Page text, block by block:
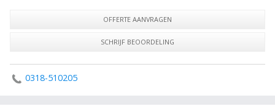
OFFERTE AANVRAGEN
SCHRIJF BEOORDELING
0318-510205